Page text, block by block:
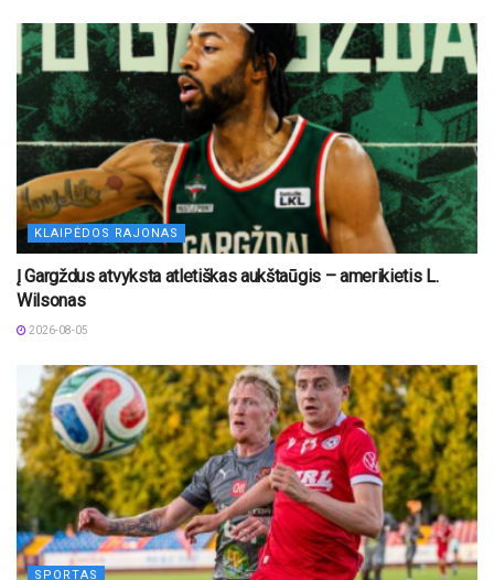
KLAIPĖDOS RAJONAS
Į Gargždus atvyksta atletiškas aukštaūgis – amerikietis L.
Wilsonas
2026-08-05
SPORTAS